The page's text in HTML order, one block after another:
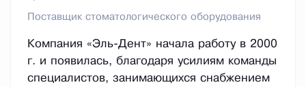
Поставщик стоматологического оборудования
Компания «Эль-Дент» начала работу в 2000
г. и появилась, благодаря усилиям команды
специалистов, занимающихся снабжением